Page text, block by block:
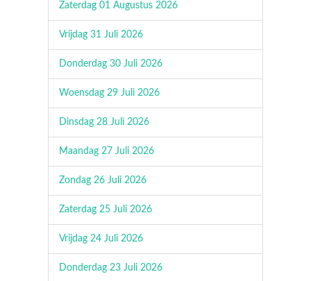
Zaterdag 01 Augustus 2026
Vrijdag 31 Juli 2026
Donderdag 30 Juli 2026
Woensdag 29 Juli 2026
Dinsdag 28 Juli 2026
Maandag 27 Juli 2026
Zondag 26 Juli 2026
Zaterdag 25 Juli 2026
Vrijdag 24 Juli 2026
Donderdag 23 Juli 2026